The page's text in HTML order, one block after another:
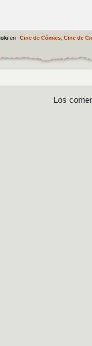
en Cine de Cómics, Cine de
Los